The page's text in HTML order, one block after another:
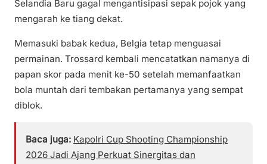
Selandia Baru gagal mengantisipasi sepak pojok yang
mengarah ke tiang dekat.
Memasuki babak kedua, Belgia tetap menguasai
permainan. Trossard kembali mencatatkan namanya di
papan skor pada menit ke-50 setelah memanfaatkan
bola muntah dari tembakan pertamanya yang sempat
diblok.
Baca juga: Kapolri Cup Shooting Championship
2026 Jadi Ajang Perkuat Sinergitas dan